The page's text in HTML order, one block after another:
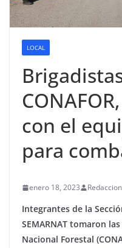
LOCAL
con el
para
enero 18, 2023 Redaccion
Integrantes de la
SEMARNAT tomaron
Nacional Forestal